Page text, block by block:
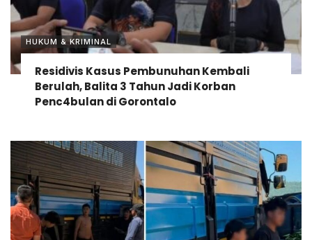
HUKUM & KRIMINAL
Residivis Kasus Pembunuhan Kembali
Berulah, Balita 3 Tahun Jadi Korban
Penc4bulan di Gorontalo